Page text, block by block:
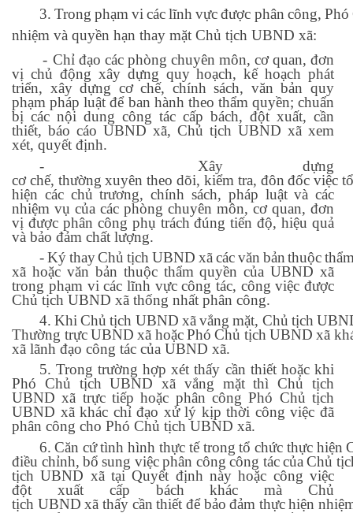
3. Trong phạmvi các lĩnh vực được phân công, Phó
nhiệm và quyền hạn thay mặt Chủ tịch UBND xã:
- Chỉ đạo các phòng chuyên môn, cơ quan, đơn
vị chủ động xây dựng quy hoạch, kế hoạch phát
triển, xây dựng cơ chế, chính sách, văn bản quy
phạm pháp luật để ban hành theo thẩm quyền; chuẩn
bị các nội dung công tác cấp bách, đột xuất, cần
thiết, báo cáo UBND xã, Chủ tịch UBND xã xem
xét, quyết định.
-
Xây dựng
cơ chế, thường xuyên theo dõi, kiểm tra, đôn đốc việc tổ
hiện các chủ trương, chính sách, pháp luật và các
nhiệm vụ của các phòng chuyên môn, cơ quan, đơn
vị được phân công phụ trách đúng tiến độ, hiệu quả
và bảo đảm chất lượng.
- Ký thayChủ tịch UBND xãcácvăn bản thuộc
xã hoặc văn bản thuộc thẩm quyền của UBND xã
trong phạm vi các lĩnh vực công tác, công việc được
Chủ tịch UBND xã thống nhất phân công.
4. Khi Chủ tịch UBND xã vắng mặt, Chủ tịch
Thường trực UBND xã hoặc Phó Chủ tịch UBND xã
xã lãnh đạo công tác của UBND xã.
5. Trong trường hợp xét thấy cần thiết hoặc khi
Phó Chủ tịch UBND xã vắng mặt thì Chủ tịch
UBND xã trực tiếp hoặc phân công Phó Chủ tịch
UBND xã khác chỉ đạo xử lý kịp thời công việc đã
phân công cho Phó Chủ tịch UBND xã.
6. Căn cứ tình hình thực tế trong tổ chức thực hiện
điều chỉnh, bổ sung việc phân công công tác của Chủ
tịch UBND xã tại Quyết định này hoặc công việc
đột xuất cấp bách khác mà Chủ
tịch UBND xã thấy cần thiết để bảo đảm thực hiện